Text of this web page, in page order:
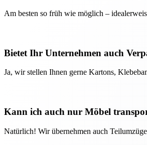
Am besten so früh wie möglich –
Bietet Ihr Unternehmen auch
Ja, wir stellen Ihnen gerne Kartons,
Kann ich auch nur Möbel
Natürlich! Wir übernehmen auch